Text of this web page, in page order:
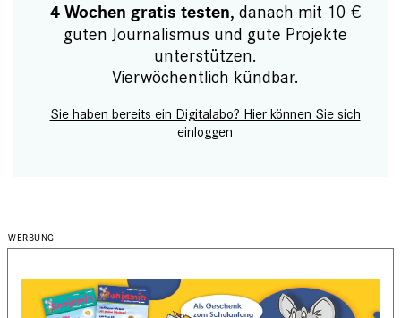
4 Wochen gratis testen, danach mit 10 €
guten Journalismus und gute Projekte
unterstützen.
Vierwöchentlich kündbar.
Sie haben bereits ein Digitalabo? Hier können Sie sich
einloggen